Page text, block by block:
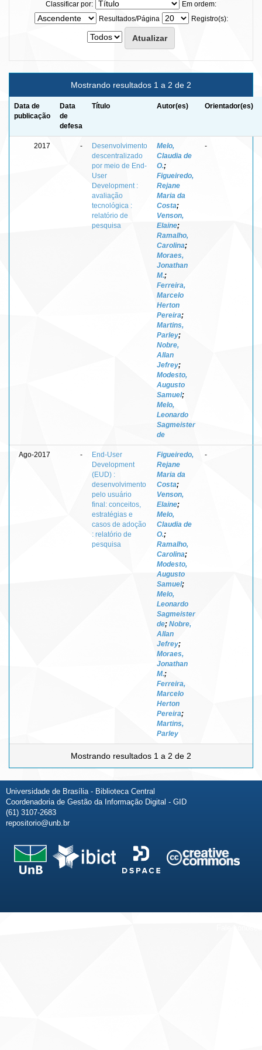
Classificar por:
Em ordem:
Resultados/Página
Registro(s):
Mostrando resultados 1 a 2 de 2
Data de
publicação
Data
de
defesa
Título Autor(es) Orientador(es)
2017 -
Desenvolvimento
descentralizado
por meio de End-
User
Development :
avaliação
tecnológica :
relatório de
pesquisa
Melo,
Claudia de
O.;
Figueiredo,
Rejane
Maria da
Costa;
Venson,
Elaine;
Ramalho,
Carolina;
Moraes,
Jonathan
M.;
Ferreira,
Marcelo
Herton
Pereira;
Martins,
Parley;
Nobre,
Allan
Jefrey;
Modesto,
Augusto
Samuel;
Melo,
Leonardo
Sagmeister
de
-
Ago-2017 -
End-User
Development
(EUD) :
desenvolvimento
pelo usuário
final: conceitos,
estratégias e
casos de adoção
: relatório de
pesquisa
Figueiredo,
Rejane
Maria da
Costa;
Venson,
Elaine;
Melo,
Claudia de
O.;
Ramalho,
Carolina;
Modesto,
Augusto
Samuel;
Melo,
Leonardo
Sagmeister
de; Nobre,
Allan
Jefrey;
Moraes,
Jonathan
M.;
Ferreira,
Marcelo
Herton
Pereira;
Martins,
Parley
-
Mostrando resultados 1 a 2 de 2
Universidade de Brasília - Biblioteca Central
Coordenadoria de Gestão da Informação Digital - GID
(61) 3107-2683
repositorio@unb.br